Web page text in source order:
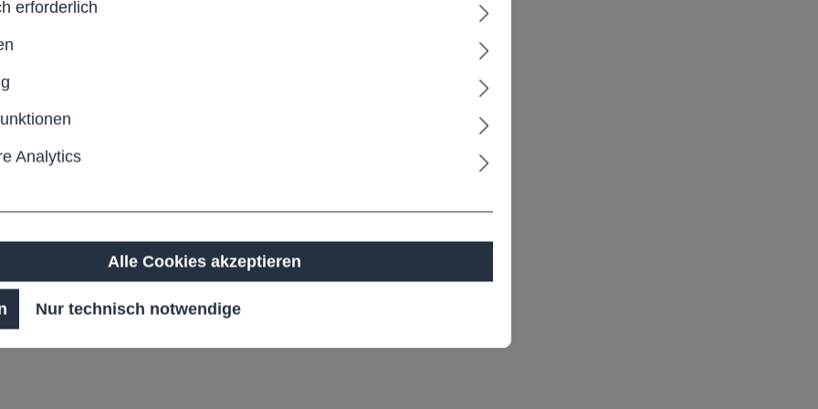
in Wunsch-RAL-
ggf. geölt)
erforderlich
Analytics
Alle Cookies akzeptieren
Nur technisch notwendige